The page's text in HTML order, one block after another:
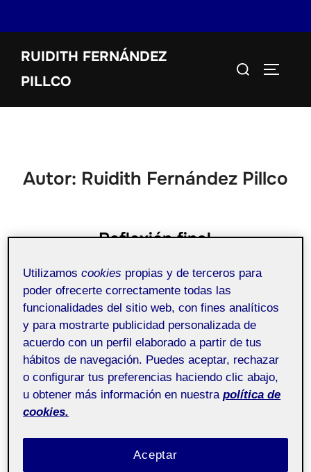
contenido
RUIDITH FERNÁNDEZ
PILLCO
Buscar:
Autor: Ruidith Fernández Pillco
Reflexión final
porRuidith Fernández Pillco
Publicado
el
16 enero, 2023
Sin comentarios
Iniciación a las
competencias TIC aula
6
Pública
Finalizo mi folio con esta frase que dice «Mira de
cerca el presente que estas construyendo, porque
debe parecerse al futuro con el que sueñas».
Utilizamoscookies propias y de terceros para
poder ofrecerte correctamente todas las
funcionalidades del sitio web, con fines analíticos
y para mostrarte publicidad personalizada de
acuerdo con un perfil elaborado a partir de tus
hábitos de navegación. Puedes aceptar, rechazar
o configurar tus preferencias haciendo clic abajo,
u obtener más información en nuestra política de
cookies.
Aceptar